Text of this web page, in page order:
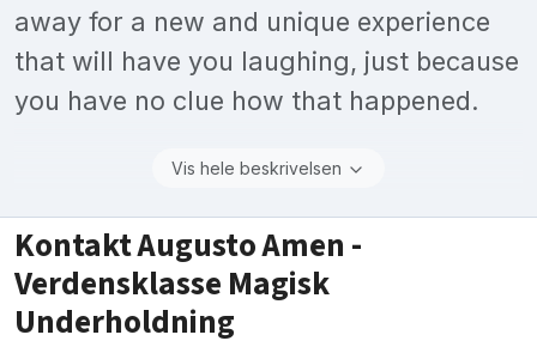
away for a new and unique experience
that will have you laughing, just because
you have no clue how that happened.
Vis hele beskrivelsen
Kontakt Augusto Amen -
Verdensklasse Magisk
Underholdning